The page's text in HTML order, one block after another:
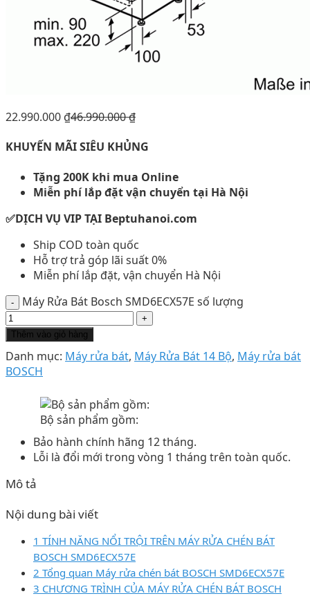
22.990.000 ₫46.990.000₫
KHUYẾN MÃI SIÊU KHỦNG
Tặng 200K khi mua Online
Miễn phí lắp đặt vận chuyển tại Hà Nội
✅DỊCH VỤ VIP TẠI Beptuhanoi.com
Ship COD toàn quốc
Hỗ trợ trả góp lãi suất 0%
Miễn phí lắp đặt, vận chuyển Hà Nội
Máy Rửa Bát Bosch SMD6ECX57E số lượng
Thêm vào giỏ hàng
Danh mục: Máy rửa bát, Máy Rửa Bát 14 Bộ, Máy rửa bát
BOSCH
Bộ sản phẩm gồm:
Bảo hành chính hãng 12 tháng.
Lỗi là đổi mới trong vòng 1 tháng trên toàn quốc.
Mô tả
Nội dung bài viết
1 TÍNH NĂNG NỔI TRỘI TRÊN MÁY RỬA CHÉN BÁT
BOSCH SMD6ECX57E
2 Tổng quan Máy rửa chén bát BOSCH SMD6ECX57E
3 CHƯƠNG TRÌNH CỦA MÁY RỬA CHÉN BÁT BOSCH